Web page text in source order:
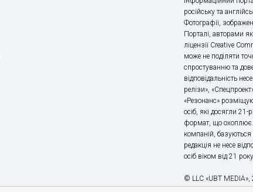
російську та
Фотографії,
Порталі, авторами
ліцензії Creative
може не поділяти
спростуванню та
відповідальність
релізи»,
«Резонанс»
осіб, які досягли 21-
формат, що охоплює
компаній, базуються
редакція не несе
осіб віком від 21
© LLC «UBT